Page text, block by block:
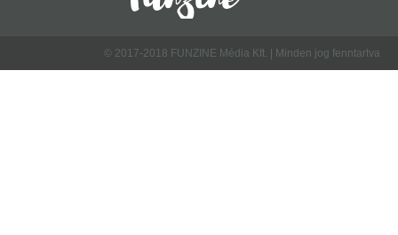
© 2017-2018 FUNZINE Média Kft. | Minden jog fenntartva